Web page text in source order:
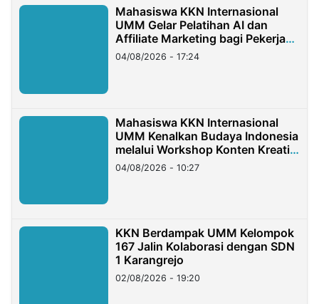
Mahasiswa KKN Internasional
UMM Gelar Pelatihan AI dan
Affiliate Marketing bagi Pekerja
Migran Indonesia di Taiwan
04/08/2026 - 17:24
Mahasiswa KKN Internasional
UMM Kenalkan Budaya Indonesia
melalui Workshop Konten Kreatif
di Taiwan
04/08/2026 - 10:27
KKN Berdampak UMM Kelompok
167 Jalin Kolaborasi dengan SDN
1 Karangrejo
02/08/2026 - 19:20